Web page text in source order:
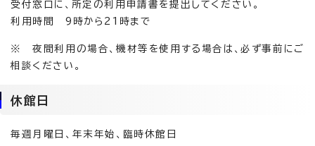
受付窓口に、所定の利用申請書を提出してください。
利用時間 9時から21時まで
※ 夜間利用の場合、機材等を使用する場合は、必ず事前にご
相談ください。
休館日
毎週月曜日、年末年始、臨時休館日